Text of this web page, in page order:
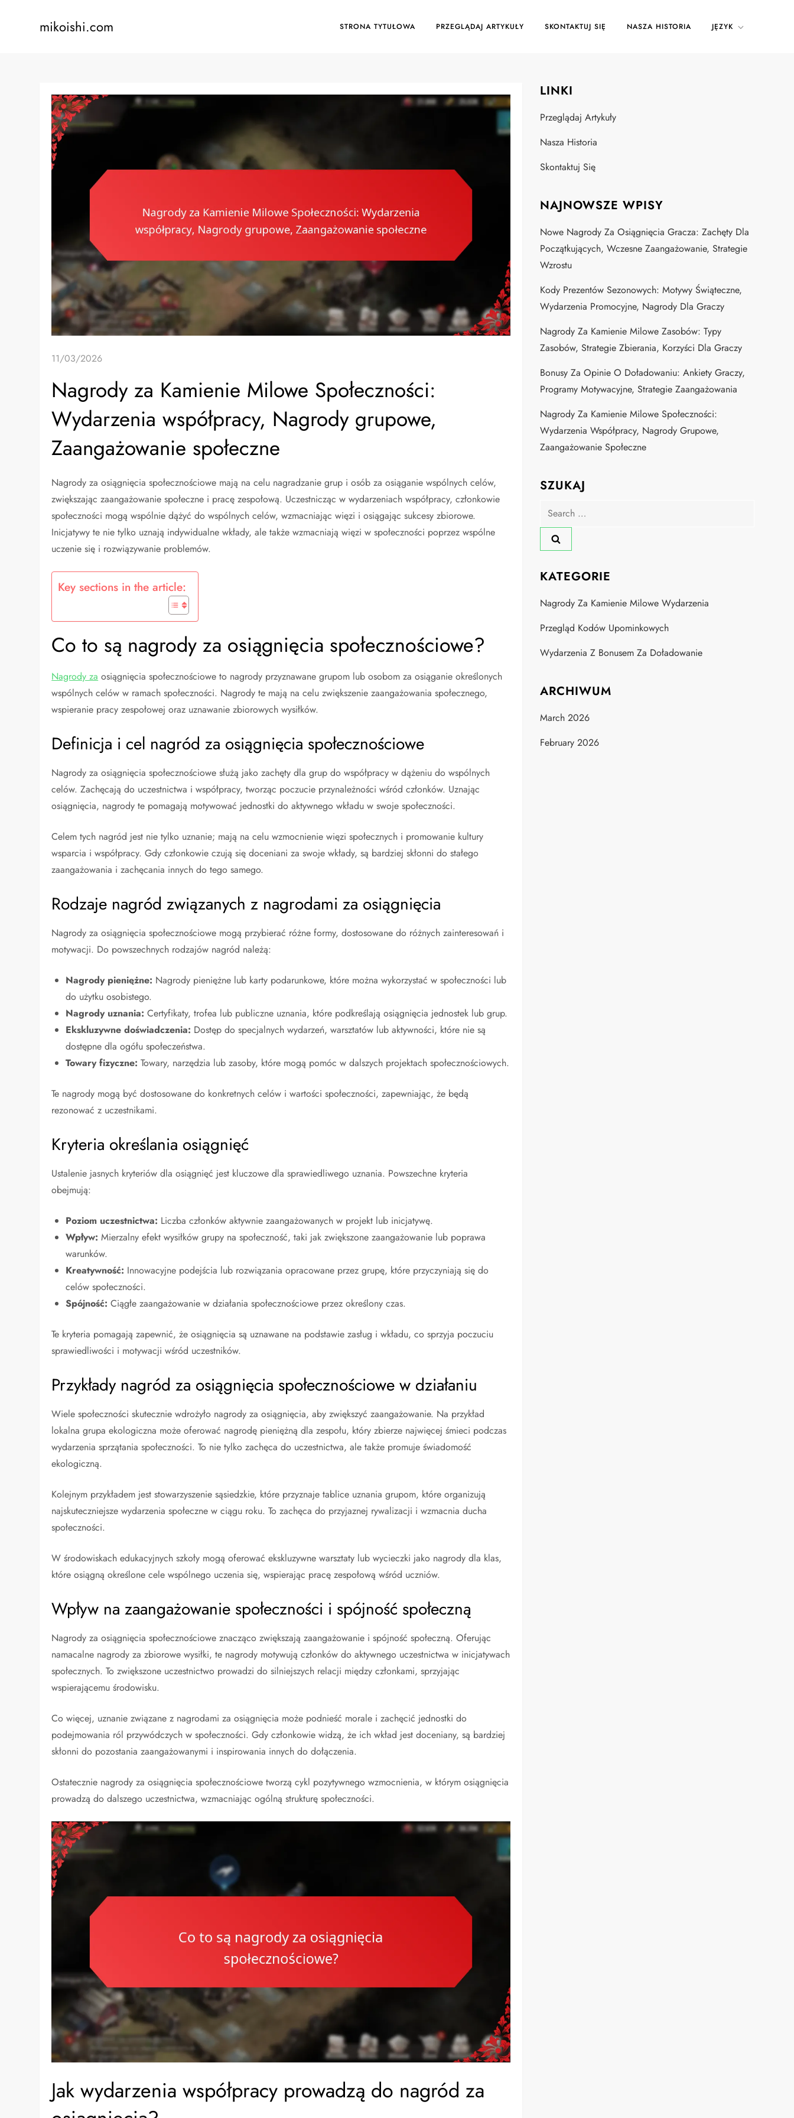
mikoishi.com STRONA TYTUŁOWA PRZEGLĄDAJ ARTYKUŁY SKONTAKTUJ SIĘ NASZA HISTORIA JĘZYK
11/03/2026
Nagrody za Kamienie Milowe Społeczności:
Wydarzenia współpracy, Nagrody grupowe,
Zaangażowanie społeczne
Nagrody za osiągnięcia społecznościowe mają na celu nagradzanie grup i osób za osiąganie wspólnych celów,
zwiększając zaangażowanie społeczne i pracę zespołową. Uczestnicząc w wydarzeniach współpracy, członkowie
społeczności mogą wspólnie dążyć do wspólnych celów, wzmacniając więzi i osiągając sukcesy zbiorowe.
Inicjatywy te nie tylko uznają indywidualne wkłady, ale także wzmacniają więzi w społeczności poprzez wspólne
uczenie się i rozwiązywanie problemów.
Key sections in the article:
Co to są nagrody za osiągnięcia społecznościowe?
Nagrody za osiągnięcia społecznościowe to nagrody przyznawane grupom lub osobom za osiąganie określonych
wspólnych celów w ramach społeczności. Nagrody te mają na celu zwiększenie zaangażowania społecznego,
wspieranie pracy zespołowej oraz uznawanie zbiorowych wysiłków.
Definicja i cel nagród za osiągnięcia społecznościowe
Nagrody za osiągnięcia społecznościowe służą jako zachęty dla grup do współpracy w dążeniu do wspólnych
celów. Zachęcają do uczestnictwa i współpracy, tworząc poczucie przynależności wśród członków. Uznając
osiągnięcia, nagrody te pomagają motywować jednostki do aktywnego wkładu w swoje społeczności.
Celem tych nagród jest nie tylko uznanie; mają na celu wzmocnienie więzi społecznych i promowanie kultury
wsparcia i współpracy. Gdy członkowie czują się doceniani za swoje wkłady, są bardziej skłonni do stałego
zaangażowania i zachęcania innych do tego samego.
Rodzaje nagród związanych z nagrodami za osiągnięcia
Nagrody za osiągnięcia społecznościowe mogą przybierać różne formy, dostosowane do różnych zainteresowań i
motywacji. Do powszechnych rodzajów nagród należą:
Nagrody pieniężne: Nagrody pieniężne lub karty podarunkowe, które można wykorzystać w społeczności lub
do użytku osobistego.
Nagrody uznania: Certyfikaty, trofea lub publiczne uznania, które podkreślają osiągnięcia jednostek lub grup.
Ekskluzywne doświadczenia: Dostęp do specjalnych wydarzeń, warsztatów lub aktywności, które nie są
dostępne dla ogółu społeczeństwa.
Towary fizyczne: Towary, narzędzia lub zasoby, które mogą pomóc w dalszych projektach społecznościowych.
Te nagrody mogą być dostosowane do konkretnych celów i wartości społeczności, zapewniając, że będą
rezonować z uczestnikami.
Kryteria określania osiągnięć
Ustalenie jasnych kryteriów dla osiągnięć jest kluczowe dla sprawiedliwego uznania. Powszechne kryteria
obejmują:
Poziom uczestnictwa: Liczba członków aktywnie zaangażowanych w projekt lub inicjatywę.
Wpływ: Mierzalny efekt wysiłków grupy na społeczność, taki jak zwiększone zaangażowanie lub poprawa
warunków.
Kreatywność: Innowacyjne podejścia lub rozwiązania opracowane przez grupę, które przyczyniają się do
celów społeczności.
Spójność: Ciągłe zaangażowanie w działania społecznościowe przez określony czas.
Te kryteria pomagają zapewnić, że osiągnięcia są uznawane na podstawie zasług i wkładu, co sprzyja poczuciu
sprawiedliwości i motywacji wśród uczestników.
Przykłady nagród za osiągnięcia społecznościowe w działaniu
Wiele społeczności skutecznie wdrożyło nagrody za osiągnięcia, aby zwiększyć zaangażowanie. Na przykład
lokalna grupa ekologiczna może oferować nagrodę pieniężną dla zespołu, który zbierze najwięcej śmieci podczas
wydarzenia sprzątania społeczności. To nie tylko zachęca do uczestnictwa, ale także promuje świadomość
ekologiczną.
Kolejnym przykładem jest stowarzyszenie sąsiedzkie, które przyznaje tablice uznania grupom, które organizują
najskuteczniejsze wydarzenia społeczne w ciągu roku. To zachęca do przyjaznej rywalizacji i wzmacnia ducha
społeczności.
W środowiskach edukacyjnych szkoły mogą oferować ekskluzywne warsztaty lub wycieczki jako nagrody dla klas,
które osiągną określone cele wspólnego uczenia się, wspierając pracę zespołową wśród uczniów.
Wpływ na zaangażowanie społeczności i spójność społeczną
Nagrody za osiągnięcia społecznościowe znacząco zwiększają zaangażowanie i spójność społeczną. Oferując
namacalne nagrody za zbiorowe wysiłki, te nagrody motywują członków do aktywnego uczestnictwa w inicjatywach
społecznych. To zwiększone uczestnictwo prowadzi do silniejszych relacji między członkami, sprzyjając
wspierającemu środowisku.
Co więcej, uznanie związane z nagrodami za osiągnięcia może podnieść morale i zachęcić jednostki do
podejmowania ról przywódczych w społeczności. Gdy członkowie widzą, że ich wkład jest doceniany, są bardziej
skłonni do pozostania zaangażowanymi i inspirowania innych do dołączenia.
Ostatecznie nagrody za osiągnięcia społecznościowe tworzą cykl pozytywnego wzmocnienia, w którym osiągnięcia
prowadzą do dalszego uczestnictwa, wzmacniając ogólną strukturę społeczności.
Jak wydarzenia współpracy prowadzą do nagród za
LINKI
Przeglądaj Artykuły
Nasza Historia
Skontaktuj Się
NAJNOWSZE WPISY
Nowe Nagrody Za Osiągnięcia Gracza: Zachęty Dla
Początkujących, Wczesne Zaangażowanie, Strategie
Wzrostu
Kody Prezentów Sezonowych: Motywy Świąteczne,
Wydarzenia Promocyjne, Nagrody Dla Graczy
Nagrody Za Kamienie Milowe Zasobów: Typy
Zasobów, Strategie Zbierania, Korzyści Dla Graczy
Bonusy Za Opinie O Doładowaniu: Ankiety Graczy,
Programy Motywacyjne, Strategie Zaangażowania
Nagrody Za Kamienie Milowe Społeczności:
Wydarzenia Współpracy, Nagrody Grupowe,
Zaangażowanie Społeczne
SZUKAJ
Search
for:
KATEGORIE
Nagrody Za Kamienie Milowe Wydarzenia
Przegląd Kodów Upominkowych
Wydarzenia Z Bonusem Za Doładowanie
ARCHIWUM
March 2026
February 2026